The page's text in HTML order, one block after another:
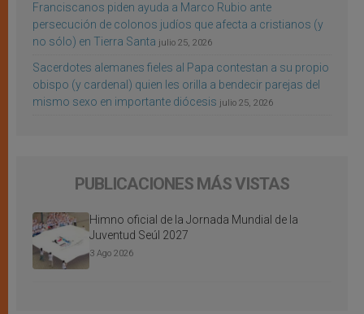
Franciscanos piden ayuda a Marco Rubio ante
persecución de colonos judíos que afecta a cristianos (y
no sólo) en Tierra Santa julio 25, 2026
Sacerdotes alemanes fieles al Papa contestan a su propio
obispo (y cardenal) quien les orilla a bendecir parejas del
mismo sexo en importante diócesis julio 25, 2026
PUBLICACIONES MÁS VISTAS
Himno oficial de la Jornada Mundial de la
Juventud Seúl 2027
3 Ago 2026